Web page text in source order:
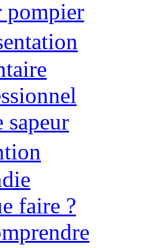
pompier
sapeur
faire ?